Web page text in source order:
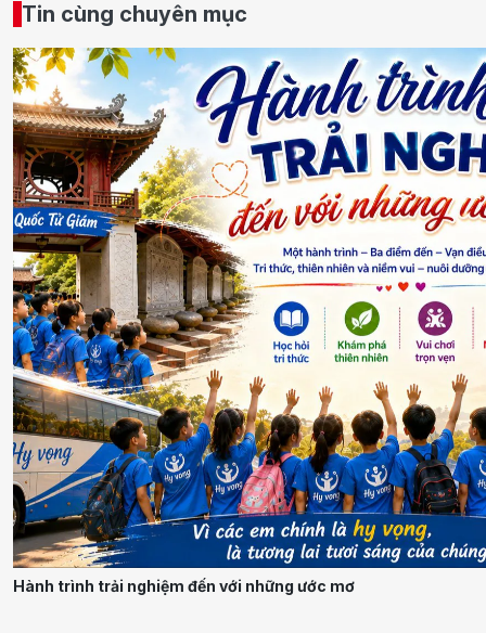
Tin cùng chuyên mục
Hành trình trải nghiệm đến với những ước mơ